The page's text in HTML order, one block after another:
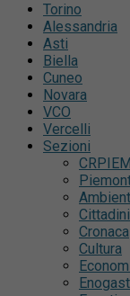
Torino
Alessandria
Asti
Biella
Cuneo
Novara
VCO
Vercelli
Sezioni
Cittadini
Cronaca
Cultura